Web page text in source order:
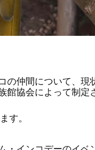
の仲間について、現
館協会によって制定
す。